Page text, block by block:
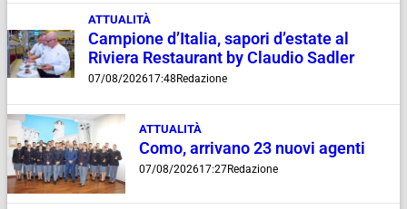
ATTUALITÀ
Campione d’Italia, sapori d’estate al
Riviera Restaurant by Claudio Sadler
07/08/202617:48 Redazione
ATTUALITÀ
Como, arrivano 23 nuovi agenti
07/08/202617:27Redazione